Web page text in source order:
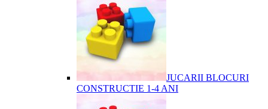
JUCARII BLOCURI
CONSTRUCTIE 1-4 ANI